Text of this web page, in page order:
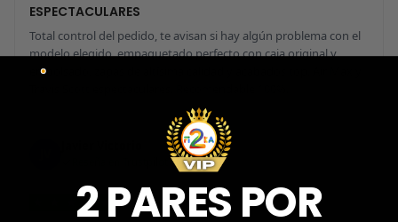
ESPECTACULARES
Total control del pedido, te avisan si hay algún problema con el
modelo elegido, empaquetado perfecto con caja original y
embolsado, zapas de altísima calidad y acabados top. Air Max y
★
2 PARES POR